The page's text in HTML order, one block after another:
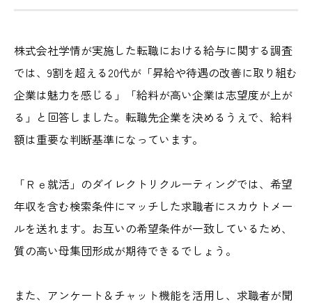
株式会社学情が実施した転職における給与に関する調査
では、9割を超える20代が「昇給や待遇の改善に取り組む
企業は魅力を感じる」「給料が高い企業は志望度が上が
る」と回答しました。転職先企業を決めるうえで、給料
額は重要な判断基準になっています。
「Ｒｅ就活」のダイレクトリクルーティングでは、希望
年収を含む検索条件にマッチした求職者にスカウトメー
ルを送れます。お互いの希望条件が一致しているため、
質の高い母集団形成が期待できるでしょう。
また、アンケート＆チャット機能を活用し、求職者が聞